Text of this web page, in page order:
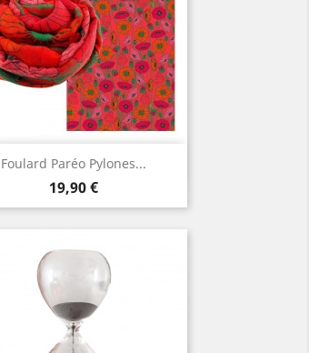
Foulard Paréo Pylones...
Prix
19,90 €
Aperçu rapide